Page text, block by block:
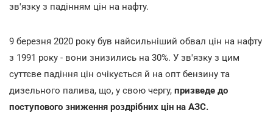
зв'язку з падінням цін на нафту.
9 березня 2020 року був найсильніший обвал цін на нафту
з 1991 року - вони знизились на 30%. У зв'язку з цим
суттєве падіння цін очікується й на опт бензину та
дизельного палива, що, у свою чергу, призведе до
поступового зниження роздрібних цін на АЗС.